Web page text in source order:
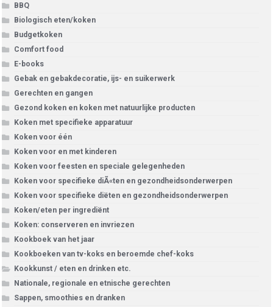
BBQ
Biologisch eten/koken
Budgetkoken
Comfort food
E-books
Gebak en gebakdecoratie, ijs- en suikerwerk
Gerechten en gangen
Gezond koken en koken met natuurlijke producten
Koken met specifieke apparatuur
Koken voor één
Koken voor en met kinderen
Koken voor feesten en speciale gelegenheden
Koken voor specifieke diÃ«ten en gezondheidsonderwerpen
Koken voor specifieke diëten en gezondheidsonderwerpen
Koken/eten per ingrediënt
Koken: conserveren en invriezen
Kookboek van het jaar
Kookboeken van tv-koks en beroemde chef-koks
Kookkunst / eten en drinken etc.
Nationale, regionale en etnische gerechten
Sappen, smoothies en dranken